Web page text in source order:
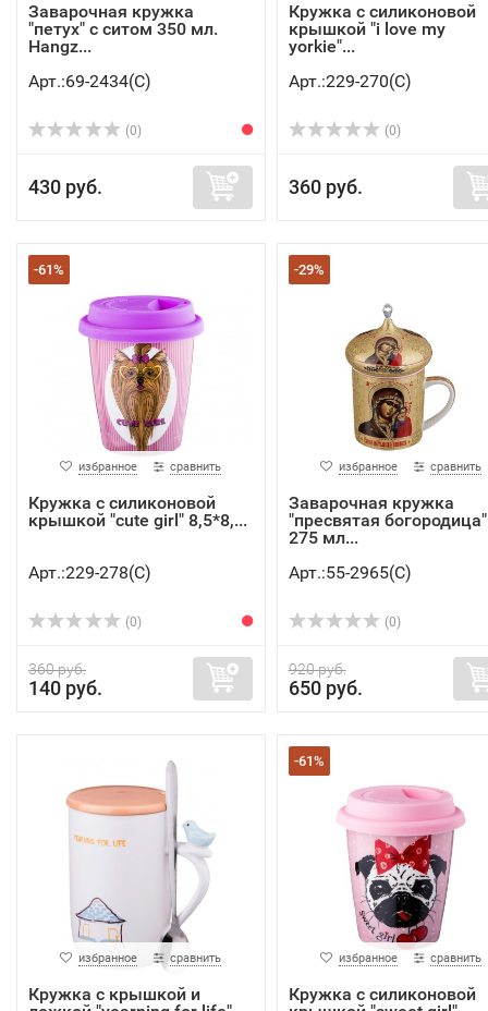
Заварочная кружка
"петух" с ситом 350 мл.
Hangz...
Арт.:69-2434(C)
(0)
430 руб.
Кружка с силиконовой
крышкой "i love my
yorkie"...
Арт.:229-270(C)
(0)
360 руб.
-61%
избранное сравнить
Кружка с силиконовой
крышкой "cute girl" 8,5*8,...
Арт.:229-278(C)
(0)
360 руб.
140 руб.
-29%
избранное сравнить
Заварочная кружка
"пресвятая богородица"
275 мл...
Арт.:55-2965(C)
(0)
920 руб.
650 руб.
избранное сравнить
Кружка с крышкой и
-61%
избранное сравнить
Кружка с силиконовой